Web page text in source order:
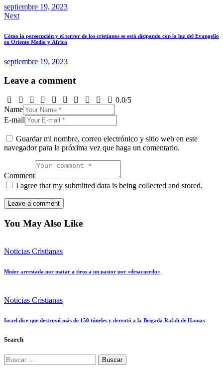
septiembre 19, 2023
Next
Cómo la persecución y el terror de los cristianos se está disipando con la luz del Evangelio
en Oriente Medio y África
septiembre 19, 2023
Leave a comment
0.0/5
Name
E-mail
Guardar mi nombre, correo electrónico y sitio web en este
navegador para la próxima vez que haga un comentario.
Comment
I agree that my submitted data is being collected and stored.
You May Also Like
Noticias Cristianas
Mujer arrestada por matar a tiros a un pastor por «desacuerdo»
Noticias Cristianas
Israel dice que destruyó más de 150 túneles y derrotó a la Brigada Rafah de Hamas
Search
Buscar: